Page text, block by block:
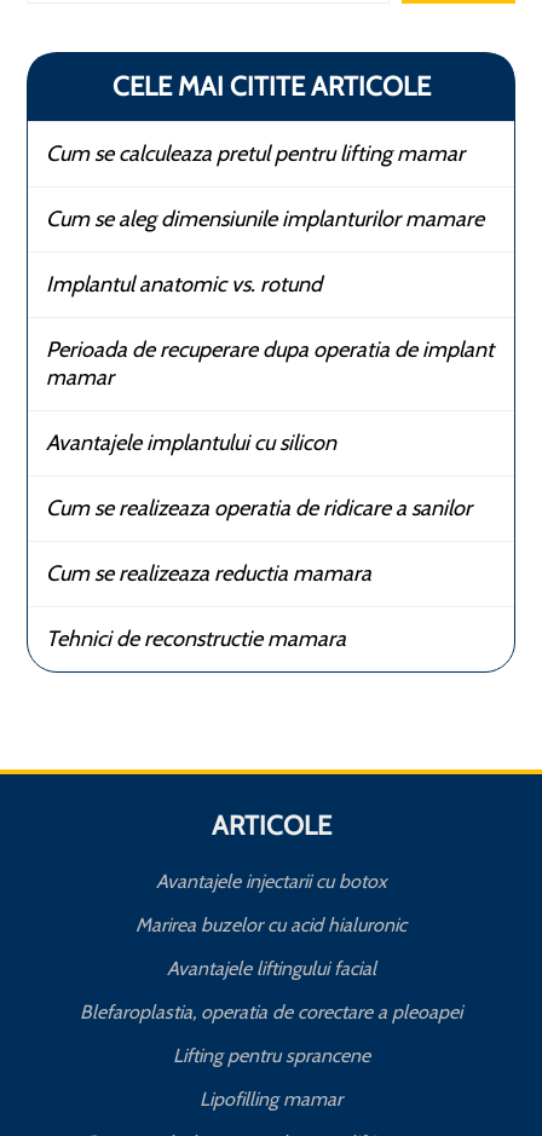
CELE MAI CITITE ARTICOLE
Cum se calculeaza pretul pentru lifting mamar
Cum se aleg dimensiunile implanturilor mamare
Implantul anatomic vs. rotund
Perioada de recuperare dupa operatia de implant
mamar
Avantajele implantului cu silicon
Cum se realizeaza operatia de ridicare a sanilor
Cum se realizeaza reductia mamara
Tehnici de reconstructie mamara
ARTICOLE
Avantajele injectarii cu botox
Marirea buzelor cu acid hialuronic
Avantajele liftingului facial
Blefaroplastia, operatia de corectare a pleoapei
Lifting pentru sprancene
Lipofilling mamar